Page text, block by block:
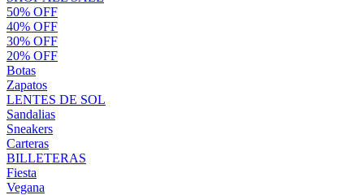
50% OFF
40% OFF
30% OFF
20% OFF
Botas
Zapatos
LENTES DE SOL
Sandalias
Sneakers
Carteras
BILLETERAS
Fiesta
Vegana